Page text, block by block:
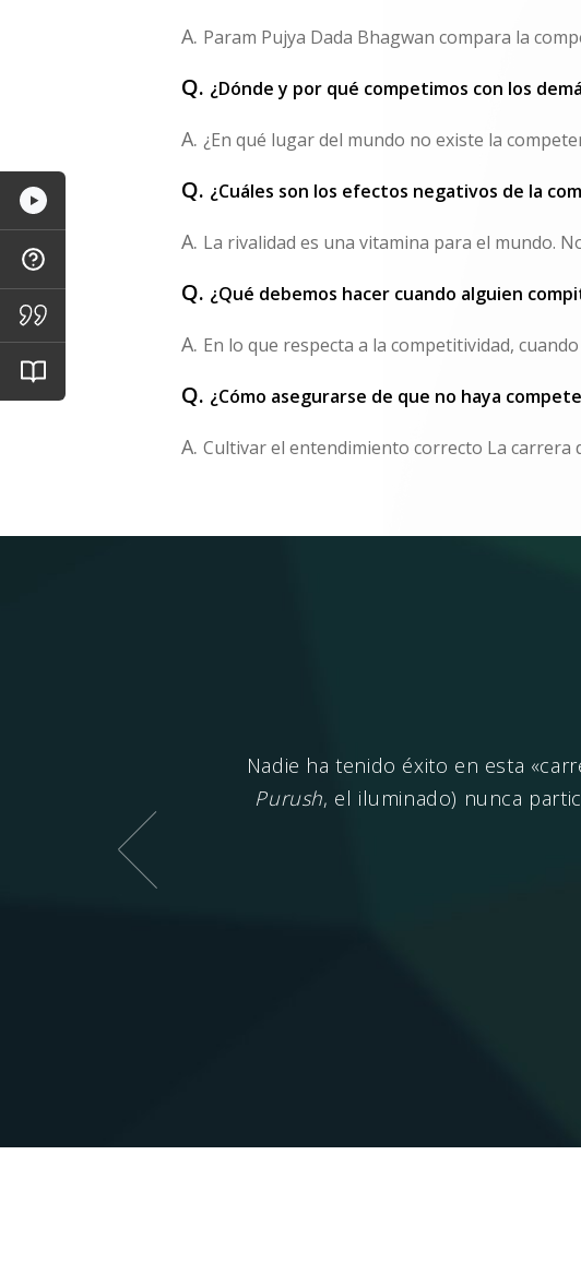
A. Param Pujya Dada Bhagwan compara la
Q. ¿Dónde y por qué competimos con los
A. ¿En qué lugar del mundo no existe la
Q. ¿Cuáles son los efectos negativos de la
A. La rivalidad es una vitamina para el mundo.
Q. ¿Qué debemos hacer cuando alguien
A. En lo que respecta a la competitividad,
Q. ¿Cómo asegurarse de que no haya
A. Cultivar el entendimiento correcto La carrera
Paramatma
Nadie ha tenido éxito en esta
Purush, el iluminado) nunca